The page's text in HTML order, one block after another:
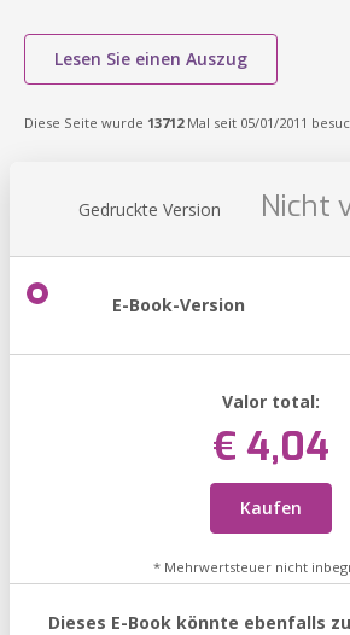
Lesen Sie einen Auszug
Diese Seite wurde 13712Mal seit 05/01/2011
Gedruckte Version Nicht
E-Book-Version
Valor total:
€ 4,04
Kaufen
* Mehrwertsteuer nicht
Dieses E-Book könnte ebenfalls